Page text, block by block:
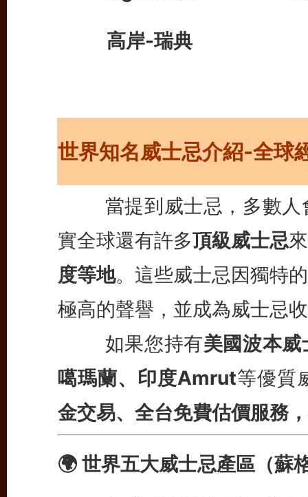
高岸-瑞典
世界知名威士忌介紹-全球
當提到威士忌，多數人
實全球還有許多頂級威士忌
度等地。這些威士忌因獨特
極高的聲譽，並成為威士忌
如果您持有美國波本
噶瑪蘭、印度Amrut等優質
金交易、全台免費估價服務
🌍 世界五大威士忌產區（蘇